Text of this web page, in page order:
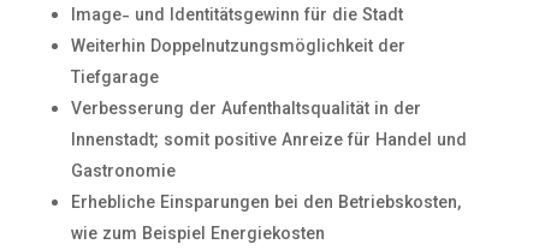
Image- und Identitätsgewinn für die Stadt
Weiterhin Doppelnutzungsmöglichkeit der
Tiefgarage
Verbesserung der Aufenthaltsqualität in der
Innenstadt; somit positive Anreize für Handel und
Gastronomie
Erhebliche Einsparungen bei den Betriebskosten,
wie zum Beispiel Energiekosten